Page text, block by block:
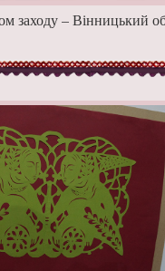
заходу – Вінницький